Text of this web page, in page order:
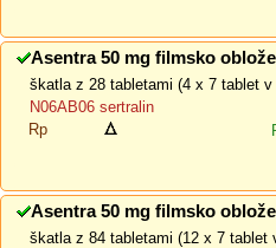
Asentra 50 mg filmsko
škatla z 28 tabletami (4 x 7 tablet
N06AB06 sertralin
Rp
Asentra 50 mg filmsko
škatla z 84 tabletami (12 x 7 tablet